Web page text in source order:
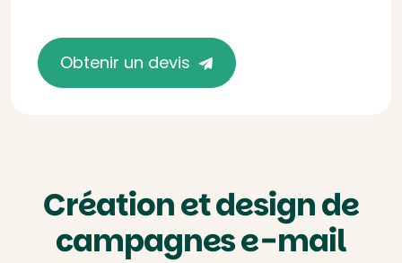
Obtenir un devis
Création et design de
campagnes e-mail